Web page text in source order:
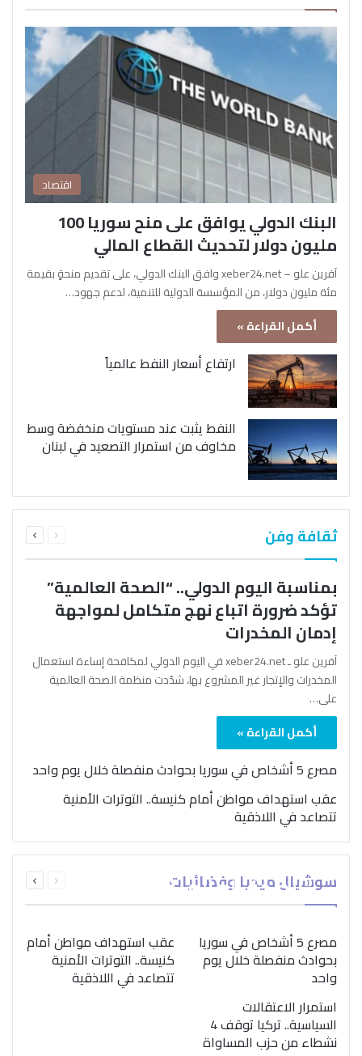
اقتصاد
البنك الدولي يوافق على منح سوريا 100
مليون دولار لتحديث القطاع المالي
آفرين علو – xeber24.net وافق البنك الدولي، على تقديم منحةٍ بقيمة
مئة مليون دولار، من المؤسسة الدولية للتنمية، لدعم جهود…
أكمل القراءة »
ارتفاع أسعار النفط عالمياً
النفط يثبت عند مستويات منخفضة وسط
مخاوف من استمرار التصعيد في لبنان
ثقافة وفن الصفحةالصفحة
بمناسبة اليوم الدولي.. “الصحة العالمية”
تؤكد ضرورة اتباع نهج متكامل لمواجهة
إدمان المخدرات
آفرين علو ـ xeber24.net في اليوم الدولي لمكافحة إساءة استعمال
المخدرات والإتجار غير المشروع بها، شدّدت منظمة الصحة العالمية
على…
أكمل القراءة »
مصرع 5 أشخاص في سوريا بحوادث منفصلة خلال يوم واحد
عقب استهداف مواطن أمام كنيسة.. التوترات الأمنية
تتصاعد في اللاذقية
سوشيال ميديا وفضائيات الصفحةالصفحة
بمناسبة اليوم الدولي..
“الصحة العالمية” تؤكد
ضرورة اتباع نهج متكامل
لمواجهة إدمان المخدرات
مصرع 5 أشخاص في سوريا
بحوادث منفصلة خلال يوم
واحد
عقب استهداف مواطن أمام
كنيسة.. التوترات الأمنية
تتصاعد في اللاذقية
استمرار الاعتقالات
السياسية.. تركيا توقف 4
نشطاء من حزب المساواة